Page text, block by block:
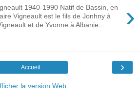
›
1940-1990 Natif de Bassin, en
Vigneault est le fils de Jonhny à
et de Yvonne à Albanie...
›
Accueil
la version Web